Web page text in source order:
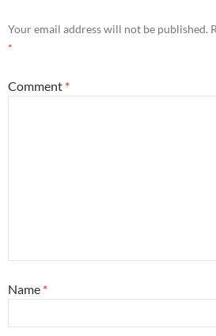
Your email address will not be published.
*
Comment *
Name *